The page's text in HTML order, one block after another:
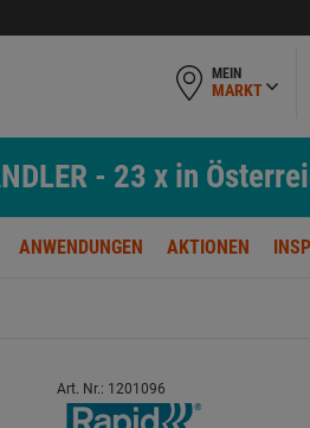
MEIN
MARKT
- 23 x in
ANWENDUNGEN AKTIONEN
Art. Nr.: 1201096